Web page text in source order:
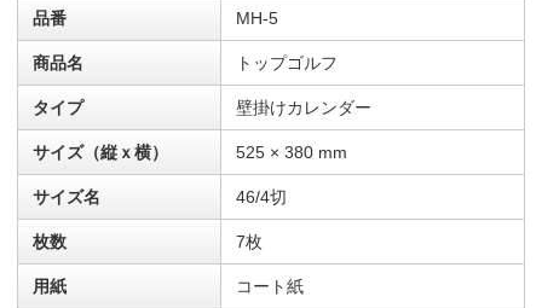
品番 MH-5
商品名 トップゴルフ
タイプ 壁掛けカレンダー
サイズ（縦ｘ横） 525 × 380 mm
サイズ名 46/4切
枚数 7枚
用紙 コート紙